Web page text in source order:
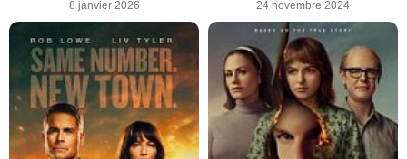
8 janvier 2026 24 novembre 2024